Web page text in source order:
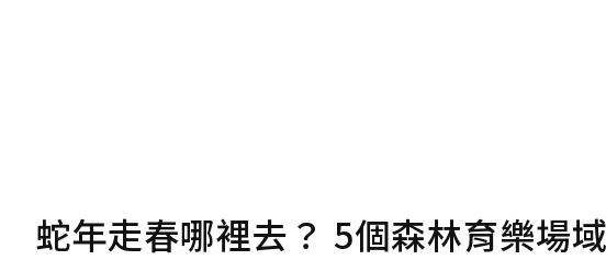
蛇年走春哪裡去？ 5個森林育樂場